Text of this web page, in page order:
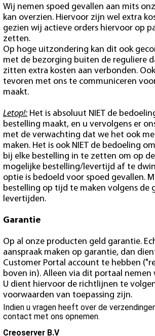
Wij nemen spoed gevallen aan mits
kan overzien. Hiervoor zijn wel extra
gezien wij actieve orders hiervoor op
zetten.
Op hoge uitzondering kan dit ook
met de bezorging buiten de reguliere
zitten extra kosten aan verbonden.
tevoren met ons te communiceren
maakt.
Letop!: Het is absoluut NIET de
bestelling maakt, en u vervolgens er
met de verwachting dat we het ook
maken. Het is ook NIET de bedoeling
bij elke bestelling in te zetten om op
mogelijke bestelling/levertijd af te
optie is bedoeld voor spoed gevallen.
bestelling op tijd te maken volgens de
levertijden.
Garantie
Op al onze producten geld garantie.
aanspraak maken op garantie, dan
Customer Portal account te hebben
boven in). Alleen via dit portaal nemen
U dient hiervoor de richtlijnen te
voorwaarden van toepassing zijn.
Indien u vragen heeft over de
contact met ons opnemen.
Creoserver B.V